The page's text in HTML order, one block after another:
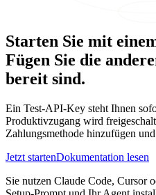
Starten Sie mit
Fügen Sie die
bereit sind.
Ein Test-API-Key steht Ihnen
Produktivzugang wird
Zahlungsmethode hinzufügen
Jetzt startenDokumentation lesen
Sie nutzen Claude Code, Cursor